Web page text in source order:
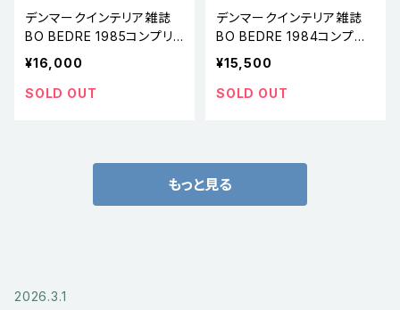
デンマークインテリア雑誌
BO BEDRE 1985コンプリ
ート12冊セット
¥16,000
SOLD OUT
デンマークインテリア雑誌
BO BEDRE 1984コンプリ
ート12冊セット
¥15,500
SOLD OUT
もっと見る
2026.3.1